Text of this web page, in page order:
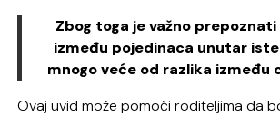
Zbog toga je važno
između pojedinaca unutar
mnogo veće od razlika između
Ovaj uvid može pomoći roditeljima da